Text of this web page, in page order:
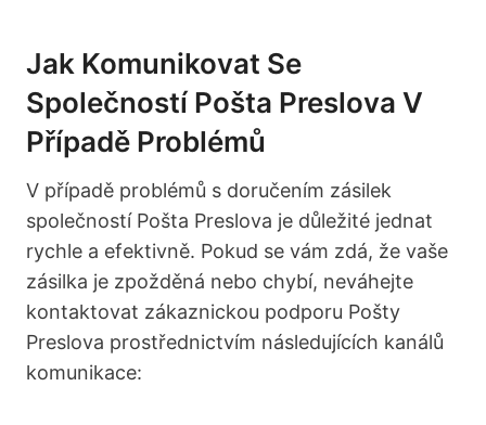
Jak Komunikovat Se
Společností Pošta Preslova V
Případě Problémů
V případě problémů s doručením zásilek
společností Pošta Preslova je důležité jednat
rychle a efektivně. Pokud se vám zdá, že vaše
zásilka je zpožděná nebo chybí, neváhejte
kontaktovat zákaznickou podporu Pošty
Preslova prostřednictvím následujících kanálů
komunikace: